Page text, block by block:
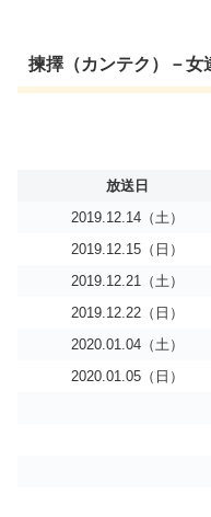
揀擇（カンテク）－
放送日
2019.12.14（土）
2019.12.15（日）
2019.12.21（土）
2019.12.22（日）
2020.01.04（土）
2020.01.05（日）